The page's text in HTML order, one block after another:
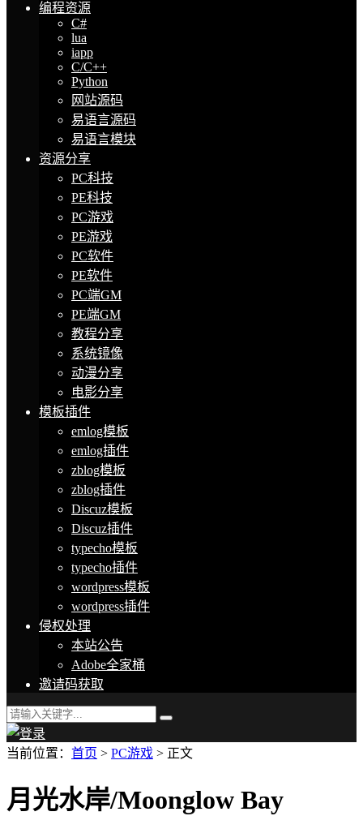
编程资源
C#
lua
iapp
C/C++
Python
网站源码
易语言源码
易语言模块
资源分享
PC科技
PE科技
PC游戏
PE游戏
PC软件
PE软件
PC端GM
PE端GM
教程分享
系统镜像
动漫分享
电影分享
模板插件
emlog模板
emlog插件
zblog模板
zblog插件
Discuz模板
Discuz插件
typecho模板
typecho插件
wordpress模板
wordpress插件
侵权处理
本站公告
Adobe全家桶
邀请码获取
当前位置： 首页 > PC游戏 > 正文
月光水岸/Moonglow Bay